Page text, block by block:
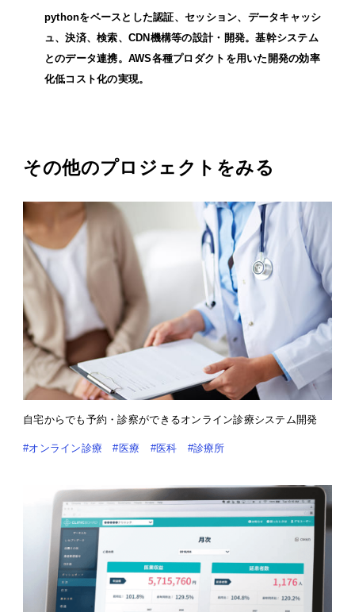
pythonをベースとした認証、セッション、データキャッシ
ュ、決済、検索、CDN機構等の設計・開発。基幹システム
とのデータ連携。AWS各種プロダクトを用いた開発の効率
化低コスト化の実現。
その他のプロジェクトをみる
自宅からでも予約・診察ができるオンライン診療システム開発
#オンライン診療 #医療 #医科 #診療所